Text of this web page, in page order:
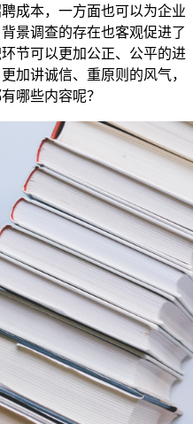
成本，一方面也可以为企业
景调查的存在也客观促进了
节可以更加公正、公平的进
加讲诚信、重原则的风气，
哪些内容呢？